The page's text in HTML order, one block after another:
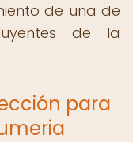
de una de
de la
para